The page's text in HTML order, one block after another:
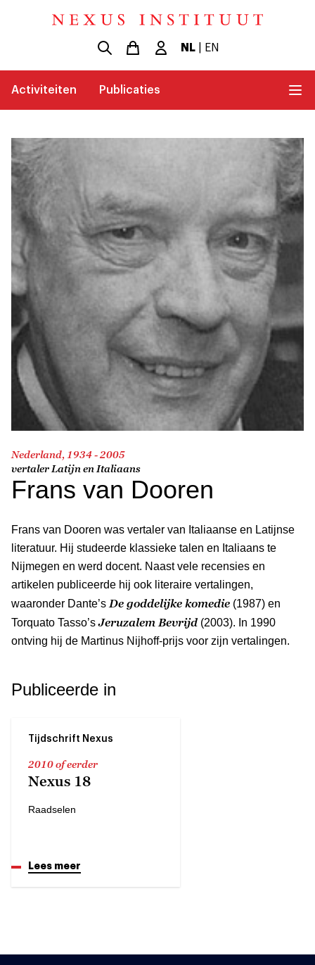
NL| EN
Activiteiten Publicaties
Nederland, 1934 - 2005
vertaler Latijn en Italiaans
Frans van Dooren
Frans van Dooren was vertaler van Italiaanse en Latijnse
literatuur. Hij studeerde klassieke talen en Italiaans te
Nijmegen en werd docent. Naast vele recensies en
artikelen publiceerde hij ook literaire vertalingen,
waaronder Dante’s De goddelijke komedie (1987) en
Torquato Tasso’sJeruzalem Bevrijd (2003). In 1990
ontving hij de Martinus Nijhoff-prijs voor zijn vertalingen.
Publiceerde in
Tijdschrift Nexus
2010 of eerder
Nexus 18
Raadselen
Lees meer